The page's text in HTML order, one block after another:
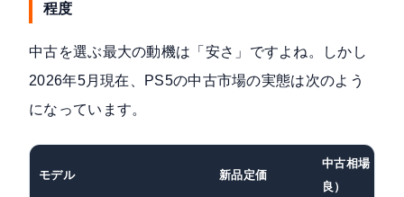
程度
中古を選ぶ最大の動機は「安さ」ですよね。しかし
2026年5月現在、PS5の中古市場の実態は次のよう
になっています。
モデル 新品定価
中古相場（状
良）